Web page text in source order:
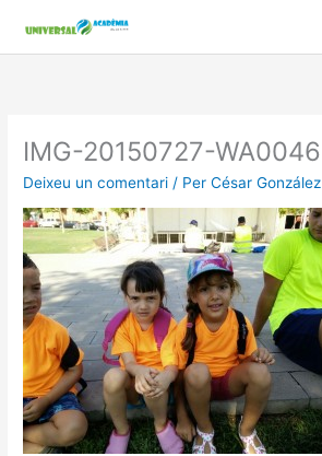
contingut
IMG-20150727-WA0046
Deixeu un comentari / Per César González